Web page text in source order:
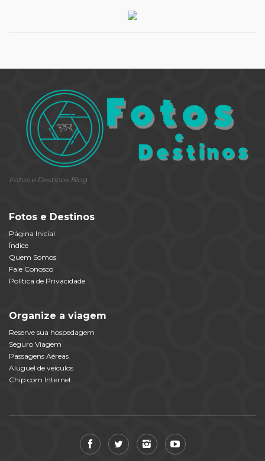
Fotos e Destinos Blog
Fotos e Destinos
Página Inicial
Índice
Quem Somos
Fale Conosco
Política de Privacidade
Organize a viagem
Reserve sua hospedagem
Seguro Viagem
Passagens Aéreas
Aluguel de veículos
Chip com Internet